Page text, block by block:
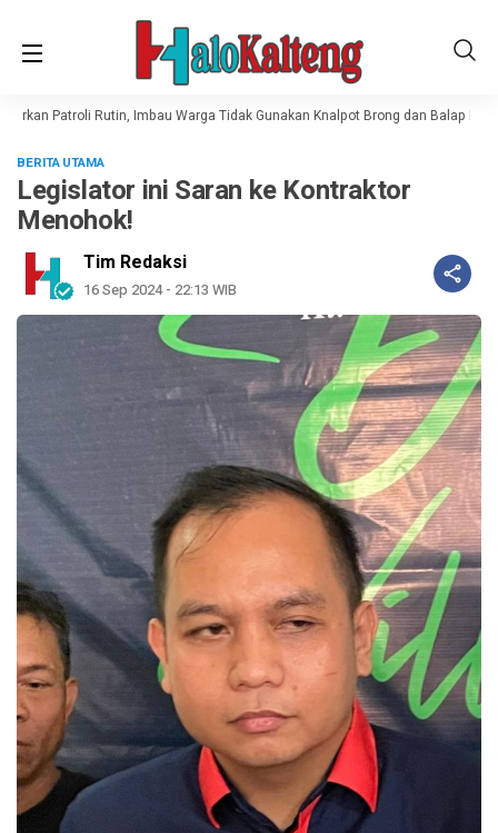
Patroli Rutin, Imbau Warga Tidak Gunakan Knalpot Brong dan Balap Liar
BERITA UTAMA
Legislator ini Saran ke Kontraktor
Menohok!
Tim Redaksi
16 Sep 2024 - 22:13 WIB